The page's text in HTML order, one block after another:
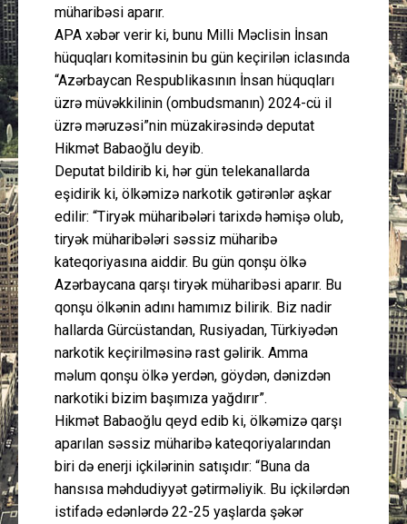
Cəmiyyət
Peşə etikası
Əlaqə
müharibəsi aparır.
APA xəbər verir ki, bunu Milli Məclisin İnsan
hüquqları komitəsinin bu gün keçirilən iclasında
“Azərbaycan Respublikasının İnsan hüquqları
üzrə müvəkkilinin (ombudsmanın) 2024-cü il
üzrə məruzəsi”nin müzakirəsində deputat
Hikmət Babaoğlu deyib.
Deputat bildirib ki, hər gün telekanallarda
eşidirik ki, ölkəmizə narkotik gətirənlər aşkar
edilir: “Tiryək müharibələri tarixdə həmişə olub,
tiryək müharibələri səssiz müharibə
kateqoriyasına aiddir. Bu gün qonşu ölkə
Azərbaycana qarşı tiryək müharibəsi aparır. Bu
qonşu ölkənin adını hamımız bilirik. Biz nadir
hallarda Gürcüstandan, Rusiyadan, Türkiyədən
narkotik keçirilməsinə rast gəlirik. Amma
məlum qonşu ölkə yerdən, göydən, dənizdən
narkotiki bizim başımıza yağdırır”.
Hikmət Babaoğlu qeyd edib ki, ölkəmizə qarşı
aparılan səssiz müharibə kateqoriyalarından
biri də enerji içkilərinin satışıdır: “Buna da
hansısa məhdudiyyət gətirməliyik. Bu içkilərdən
istifadə edənlərdə 22-25 yaşlarda şəkər